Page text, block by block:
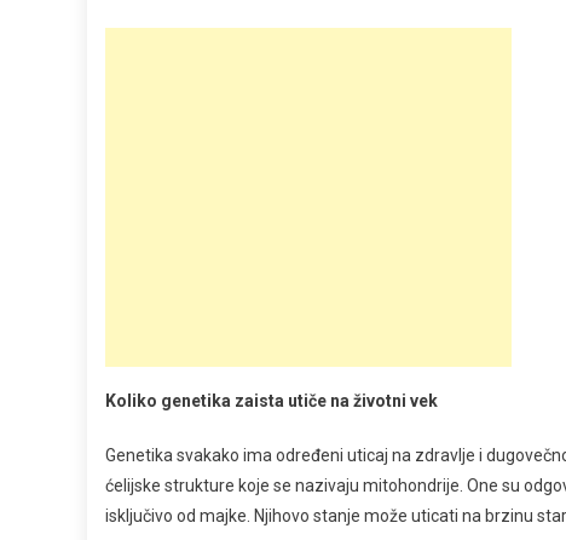
Koliko genetika zaista utiče na životni vek
Genetika svakako ima određeni uticaj na zdravlje i
ćelijske strukture koje se nazivaju mitohondrije. One su
isključivo od majke. Njihovo stanje može uticati na brzinu